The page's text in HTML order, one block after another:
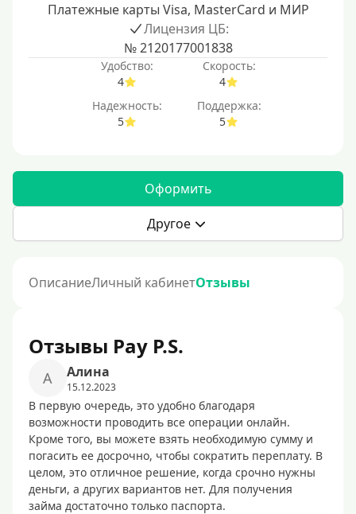
Платежные карты Visa, MasterCard и МИР
Лицензия ЦБ:
№ 2120177001838
Удобство:
4
Скорость:
4
Надежность:
5
Поддержка:
5
Оформить
Другое
ОписаниеЛичный кабинетОтзывы
Отзывы Pay P.S.
А Алина
15.12.2023
В первую очередь, это удобно благодаря
возможности проводить все операции онлайн.
Кроме того, вы можете взять необходимую сумму и
погасить ее досрочно, чтобы сократить переплату. В
целом, это отличное решение, когда срочно нужны
деньги, а других вариантов нет. Для получения
займа достаточно только паспорта.